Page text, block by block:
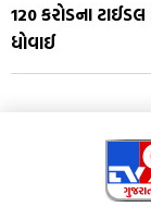
₹120 કરોડના
ધોવાઈ